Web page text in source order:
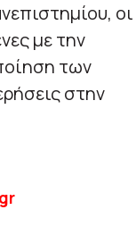
οι
με την
των
στην